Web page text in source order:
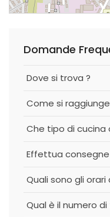
Domande
Dove si trova ?
Come si
Che tipo di cucina
Effettua
Quali sono gli
Qual è il numero